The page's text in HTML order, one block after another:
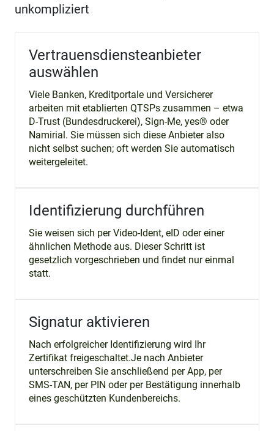
unkompliziert
Vertrauensdiensteanbieter
auswählen
Viele Banken, Kreditportale und Versicherer
arbeiten mit etablierten QTSPs zusammen – etwa
D-Trust (Bundesdruckerei), Sign-Me, yes® oder
Namirial. Sie müssen sich diese Anbieter also
nicht selbst suchen; oft werden Sie automatisch
weitergeleitet.
Identifizierung durchführen
Sie weisen sich per Video-Ident, eID oder einer
ähnlichen Methode aus. Dieser Schritt ist
gesetzlich vorgeschrieben und findet nur einmal
statt.
Signatur aktivieren
Nach erfolgreicher Identifizierung wird Ihr
Zertifikat freigeschaltet.Je nach Anbieter
unterschreiben Sie anschließend per App, per
SMS-TAN, per PIN oder per Bestätigung innerhalb
eines geschützten Kundenbereichs.